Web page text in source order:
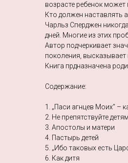
возрасте ребенок
Кто должен наставлять
Чарльз Сперджен
дней. Многие из этих
Автор подчеркивает
поколения,
Книга прдназначена
Содержание:
1. „Паси агнцев Моих” –
2. Не препятствуйте детям
3. Апостолы и матери
4. Пастырь детей
5. „Ибо таковых есть
6. Как дитя